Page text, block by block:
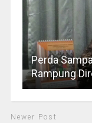
Perda
Rampung
Newer Post